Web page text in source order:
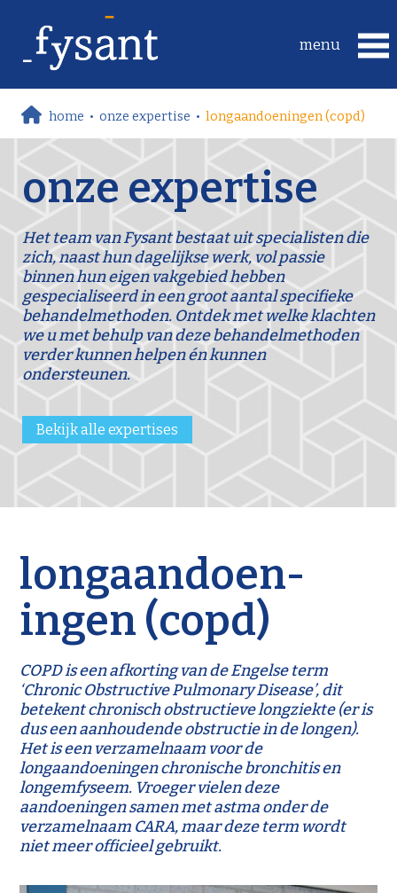
home • onze expertise • longaandoeningen (copd)
onze expertise
Het team van Fysant bestaat uit specialisten die
zich, naast hun dagelijkse werk, vol passie
binnen hun eigen vakgebied hebben
gespecialiseerd in een groot aantal specifieke
behandelmethoden. Ontdek met welke klachten
we u met behulp van deze behandelmethoden
verder kunnen helpen én kunnen
ondersteunen.
Bekijk alle expertises
longaandoen-
ingen (copd)
COPD is een afkorting van de Engelse term
‘Chronic Obstructive Pulmonary Disease’, dit
betekent chronisch obstructieve longziekte (er is
dus een aanhoudende obstructie in de longen).
Het is een verzamelnaam voor de
longaandoeningen chronische bronchitis en
longemfyseem. Vroeger vielen deze
aandoeningen samen met astma onder de
verzamelnaam CARA, maar deze term wordt
niet meer officieel gebruikt.